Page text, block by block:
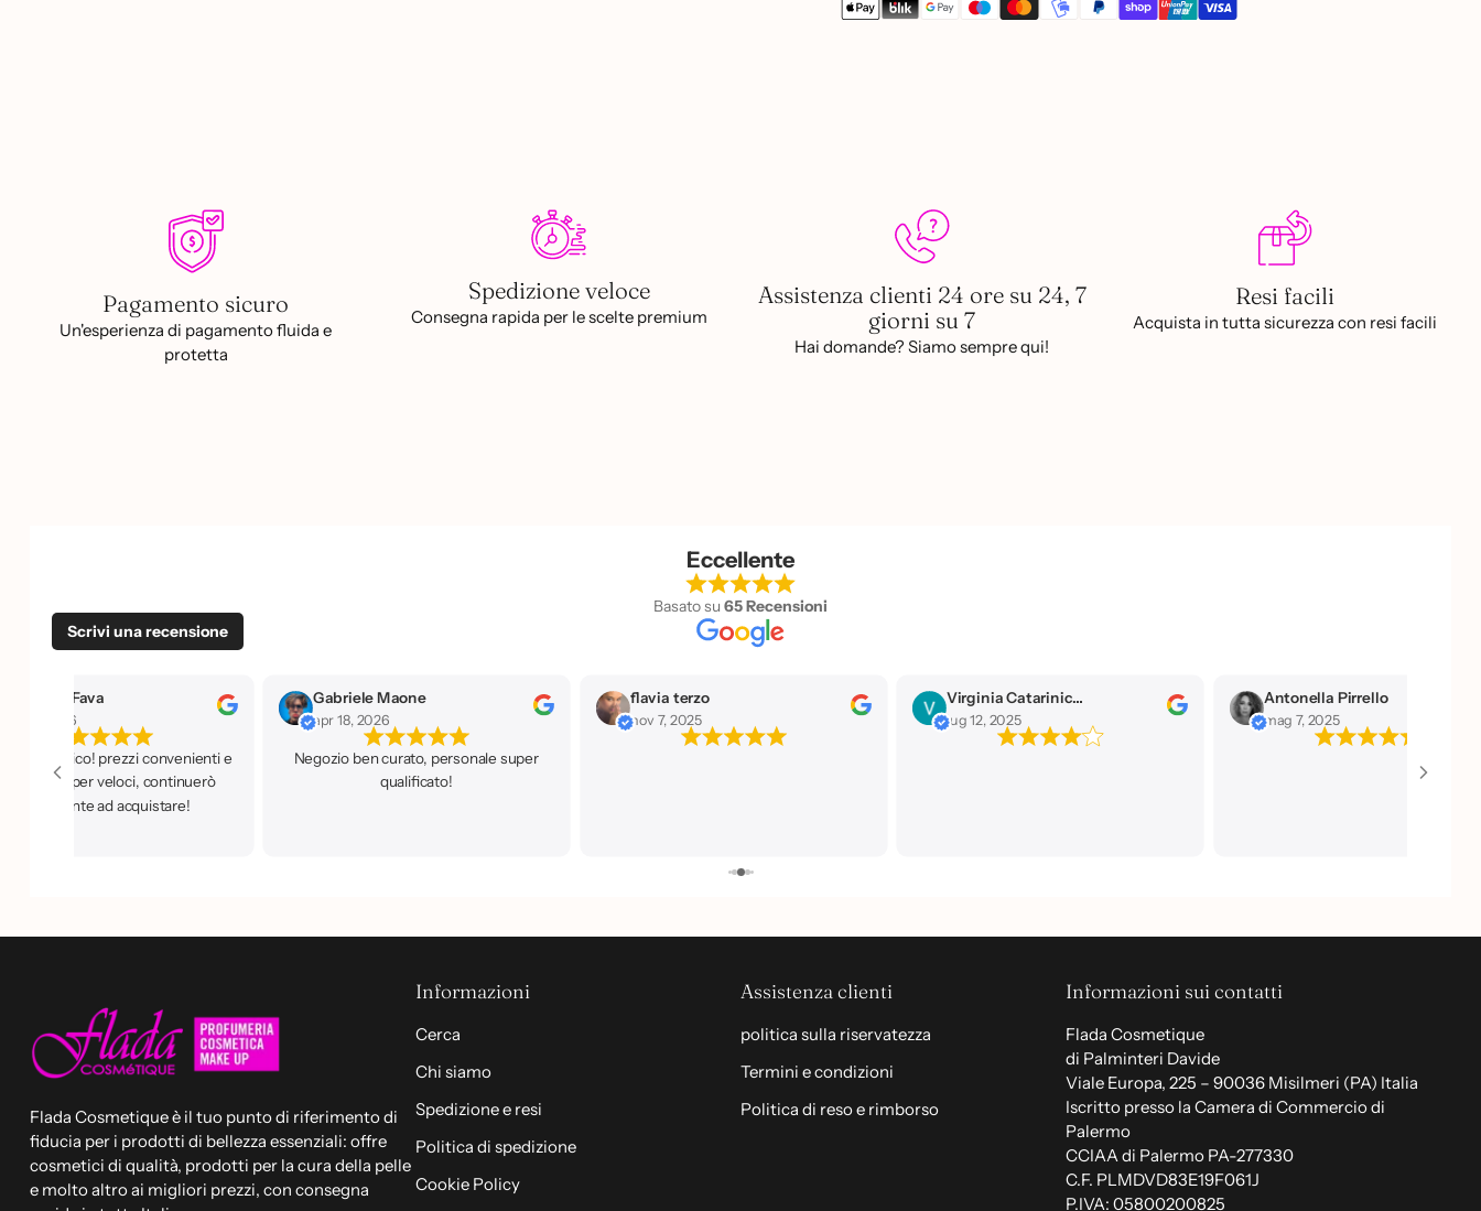
Pagamento sicuro
Un'esperienza di pagamento fluida e
protetta
Spedizione veloce
Consegna rapida per le scelte premium
Assistenza clienti 24 ore su 24, 7
giorni su 7
Hai domande? Siamo sempre qui!
Resi facili
Acquista in tutta sicurezza con resi facili
Eccellente
Basato su 65 Recensioni
Scrivi una recensione
Fava
20, 2026
fantastico! prezzi convenienti e
super veloci, continuerò
sicuramente ad acquistare!
Gabriele Maone
apr 18, 2026
Negozio ben curato, personale super
qualificato!
flavia terzo
nov 7, 2025
Virginia Catarinicchia
lug 12, 2025
Antonella Pirrello
mag 7, 2025
Flada Cosmetique è il tuo punto di riferimento di
fiducia per i prodotti di bellezza essenziali: offre
cosmetici di qualità, prodotti per la cura della pelle
e molto altro ai migliori prezzi, con consegna
Informazioni
Cerca
Chi siamo
Spedizione e resi
Politica di spedizione
Cookie Policy
Assistenza clienti
politica sulla riservatezza
Termini e condizioni
Politica di reso e rimborso
Informazioni sui contatti
Flada Cosmetique
di Palminteri Davide
Viale Europa, 225 – 90036 Misilmeri (PA) Italia
Iscritto presso la Camera di Commercio di
Palermo
CCIAA di Palermo PA-277330
C.F. PLMDVD83E19F061J
P.IVA: 05800200825